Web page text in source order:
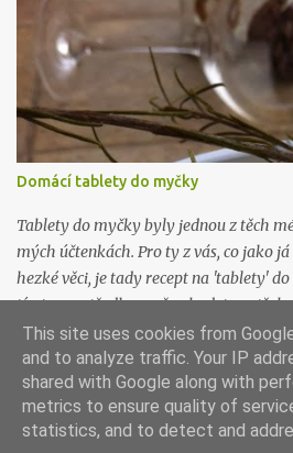
zkuste ji. Je řecky božská. Budete
plnotučného mléka 1 kelímek
nezkazíte když bude bio) plátýnko
ohřejte na 40 stupňů. Přidejte jogurt a
velké sklenice (je dobré ji pořádně
uzavíratelným hrdlem a nechte při
12 hodin nalijte jogurt do plátýnka
Hustota řeckého jogurtu připomíná
Poté uložte do lednice nejlépe do
k uskla...
Domácí tablety do myčky
Tablety do myčky byly jednou z těch
mých účtenkách. Pro ty z vás, co jako
hezké věci, je tady recept na 'tablety'
tímto prostředkem už nebudete
prostředky na mytí a změkčování
Všechno je v tom, all inclusive. Budete
(můžete si objednat na tady ) 300g
(můžete si objednat na tady ) 150g
kyseliny citronové (můžete si objednat
Používá technologii
This site uses cookies from
and to analyze traffic. Your IP
shared with Google along with
metrics to ensure quality of
statistics, and to detect and